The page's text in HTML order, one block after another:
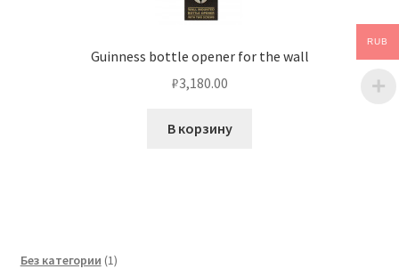
Guinness bottle opener for the wall
₽3,180.00
В корзину
Без категории 11
RUB